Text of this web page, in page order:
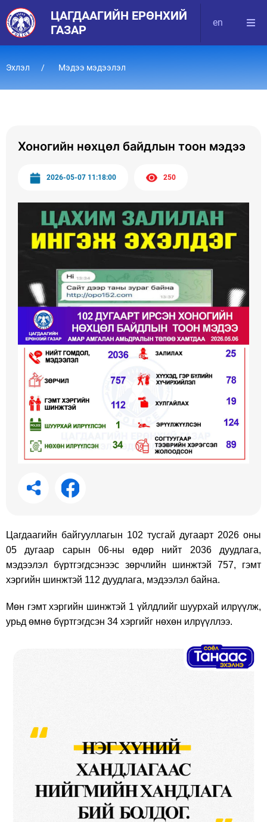
ЦАГДААГИЙН ЕРӨНХИЙ
ГАЗАР
en
Эхлэл Мэдээ мэдээлэл
Хоногийн нөхцөл байдлын тоон мэдээ
2026-05-07 11:18:00 250
Цагдаагийн байгууллагын 102 тусгай дугаарт 2026 оны
05 дугаар сарын 06-ны өдөр нийт 2036 дуудлага,
мэдээлэл бүртгэгдсэнээс зөрчлийн шинжтэй 757, гэмт
хэргийн шинжтэй 112 дуудлага, мэдээлэл байна.
Мөн гэмт хэргийн шинжтэй 1 үйлдлийг шуурхай илрүүлж,
урьд өмнө бүртгэгдсэн 34 хэргийг нөхөн илрүүллээ.